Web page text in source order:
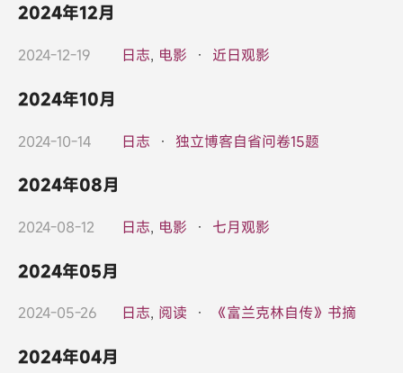
2024年12月
2024-12-19 日志, 电影 · 近日观影
2024年10月
2024-10-14 日志 · 独立博客自省问卷15题
2024年08月
2024-08-12 日志, 电影 · 七月观影
2024年05月
2024-05-26 日志, 阅读 · 《富兰克林自传》书摘
2024年04月